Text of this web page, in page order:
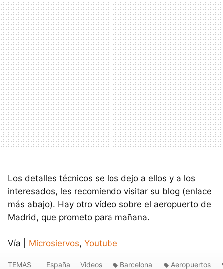
Los detalles técnicos se los dejo a ellos y a los
interesados, les recomiendo visitar su blog (enlace
más abajo). Hay otro vídeo sobre el aeropuerto de
Madrid, que prometo para mañana.
Vía | Microsiervos, Youtube
TEMAS España Videos Barcelona Aeropuertos